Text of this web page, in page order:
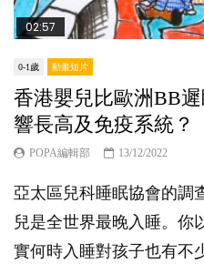
02:57
0-1歲 動畫短片
香港嬰兒比歐洲BB
響長高及免疫系統？
POPA編輯部 13/12/2022
亞太區兒科睡眠協會的調
兒是全世界最晚入睡。你
實何時入睡對孩子也有不